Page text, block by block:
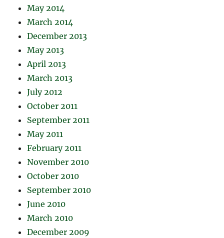
May 2014
March 2014
December 2013
May 2013
April 2013
March 2013
July 2012
October 2011
September 2011
May 2011
February 2011
November 2010
October 2010
September 2010
June 2010
March 2010
December 2009